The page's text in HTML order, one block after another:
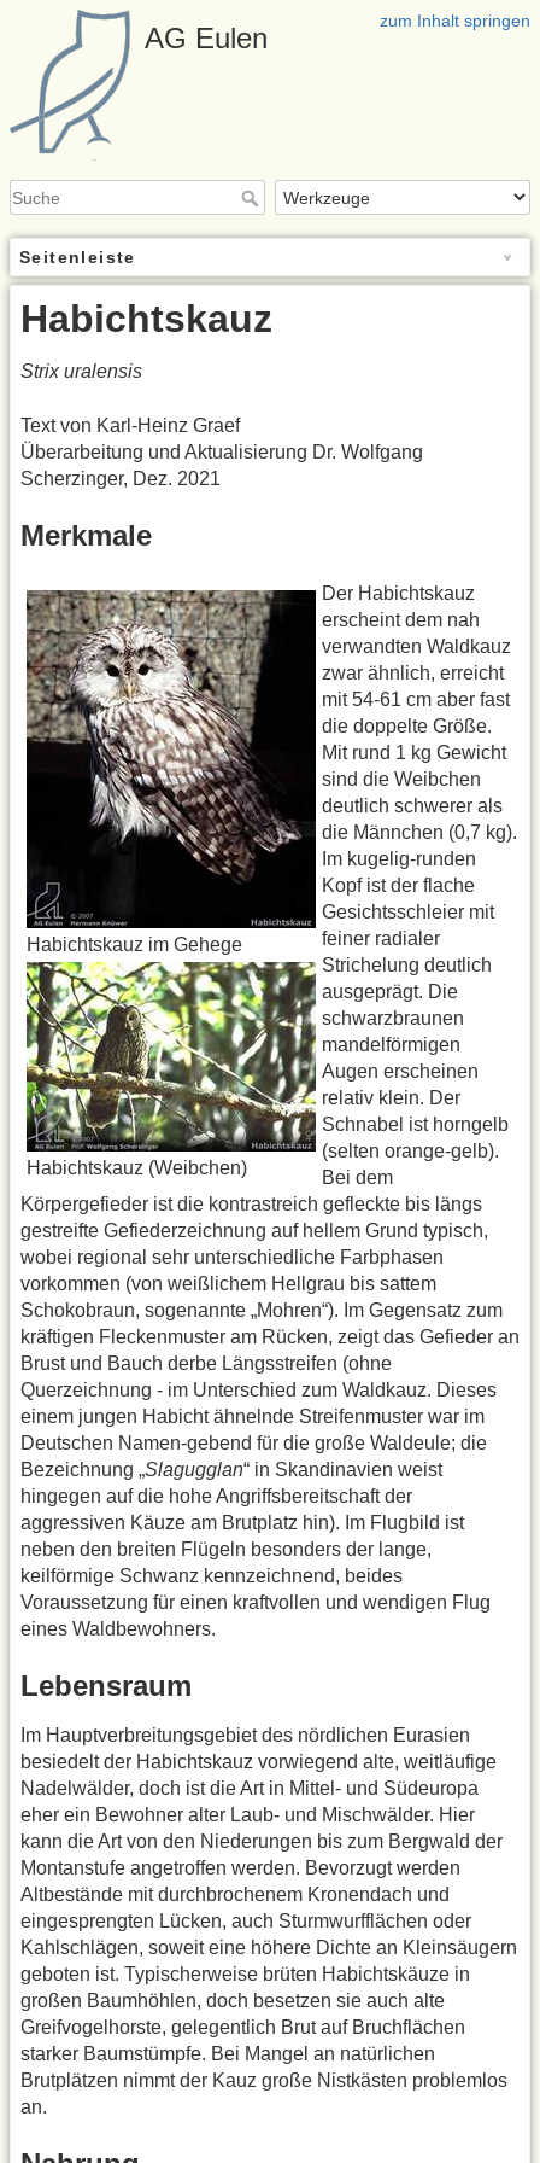
zum Inhalt springen
AG Eulen
Seitenleiste
Habichtskauz
Strix uralensis
Text von Karl-Heinz Graef
Überarbeitung und Aktualisierung Dr. Wolfgang
Scherzinger, Dez. 2021
Merkmale
Habichtskauz im Gehege
Habichtskauz (Weibchen)
Der Habichtskauz
erscheint dem nah
verwandten Waldkauz
zwar ähnlich, erreicht
mit 54-61 cm aber fast
die doppelte Größe.
Mit rund 1 kg Gewicht
sind die Weibchen
deutlich schwerer als
die Männchen (0,7 kg).
Im kugelig-runden
Kopf ist der flache
Gesichtsschleier mit
feiner radialer
Strichelung deutlich
ausgeprägt. Die
schwarzbraunen
mandelförmigen
Augen erscheinen
relativ klein. Der
Schnabel ist horngelb
(selten orange-gelb).
Bei dem
Körpergefieder ist die kontrastreich gefleckte bis längs
gestreifte Gefiederzeichnung auf hellem Grund typisch,
wobei regional sehr unterschiedliche Farbphasen
vorkommen (von weißlichem Hellgrau bis sattem
Schokobraun, sogenannte „Mohren“). Im Gegensatz zum
kräftigen Fleckenmuster am Rücken, zeigt das Gefieder an
Brust und Bauch derbe Längsstreifen (ohne
Querzeichnung - im Unterschied zum Waldkauz. Dieses
einem jungen Habicht ähnelnde Streifenmuster war im
Deutschen Namen-gebend für die große Waldeule; die
Bezeichnung „Slagugglan“ in Skandinavien weist
hingegen auf die hohe Angriffsbereitschaft der
aggressiven Käuze am Brutplatz hin). Im Flugbild ist
neben den breiten Flügeln besonders der lange,
keilförmige Schwanz kennzeichnend, beides
Voraussetzung für einen kraftvollen und wendigen Flug
eines Waldbewohners.
Lebensraum
Im Hauptverbreitungsgebiet des nördlichen Eurasien
besiedelt der Habichtskauz vorwiegend alte, weitläufige
Nadelwälder, doch ist die Art in Mittel- und Südeuropa
eher ein Bewohner alter Laub- und Mischwälder. Hier
kann die Art von den Niederungen bis zum Bergwald der
Montanstufe angetroffen werden. Bevorzugt werden
Altbestände mit durchbrochenem Kronendach und
eingesprengten Lücken, auch Sturmwurfflächen oder
Kahlschlägen, soweit eine höhere Dichte an Kleinsäugern
geboten ist. Typischerweise brüten Habichtskäuze in
großen Baumhöhlen, doch besetzen sie auch alte
Greifvogelhorste, gelegentlich Brut auf Bruchflächen
starker Baumstümpfe. Bei Mangel an natürlichen
Brutplätzen nimmt der Kauz große Nistkästen problemlos
an.